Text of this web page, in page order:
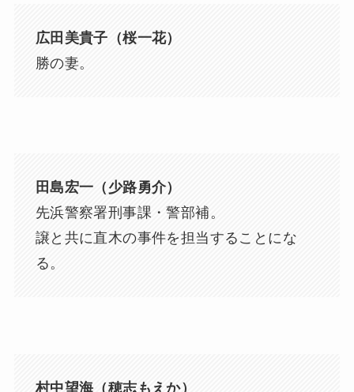
広田美貴子（桜一花）
勝の妻。
田島宏一（少路勇介）
先浜警察署刑事課・警部補。
譲と共に直木の事件を担当することにな
る。
村中望海（穂志もえか）